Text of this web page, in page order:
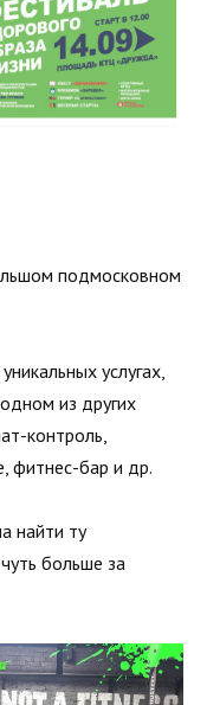
подмосковном
услугах,
из других
контроль,
фитнес-бар и др.
найти ту
больше за